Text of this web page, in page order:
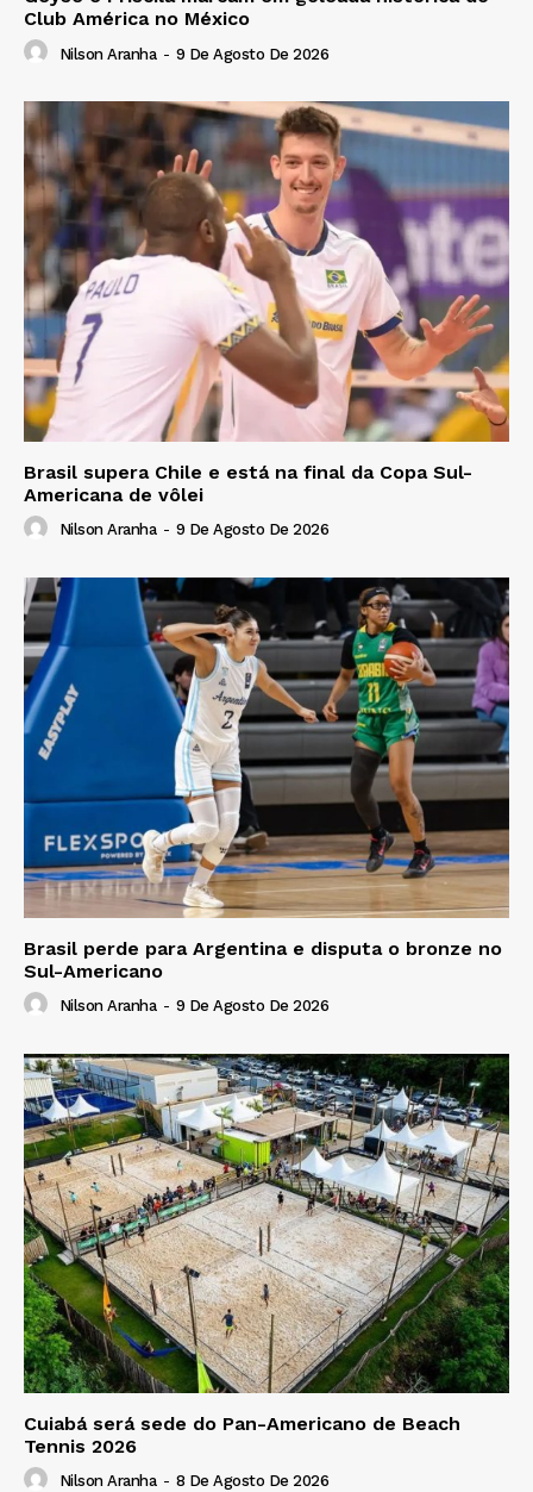
Club América no México
Nilson Aranha - 9 De Agosto De 2026
Brasil supera Chile e está na final da Copa Sul-
Americana de vôlei
Nilson Aranha - 9 De Agosto De 2026
Brasil perde para Argentina e disputa o bronze no
Sul-Americano
Nilson Aranha - 9 De Agosto De 2026
Cuiabá será sede do Pan-Americano de Beach
Tennis 2026
Nilson Aranha - 8 De Agosto De 2026